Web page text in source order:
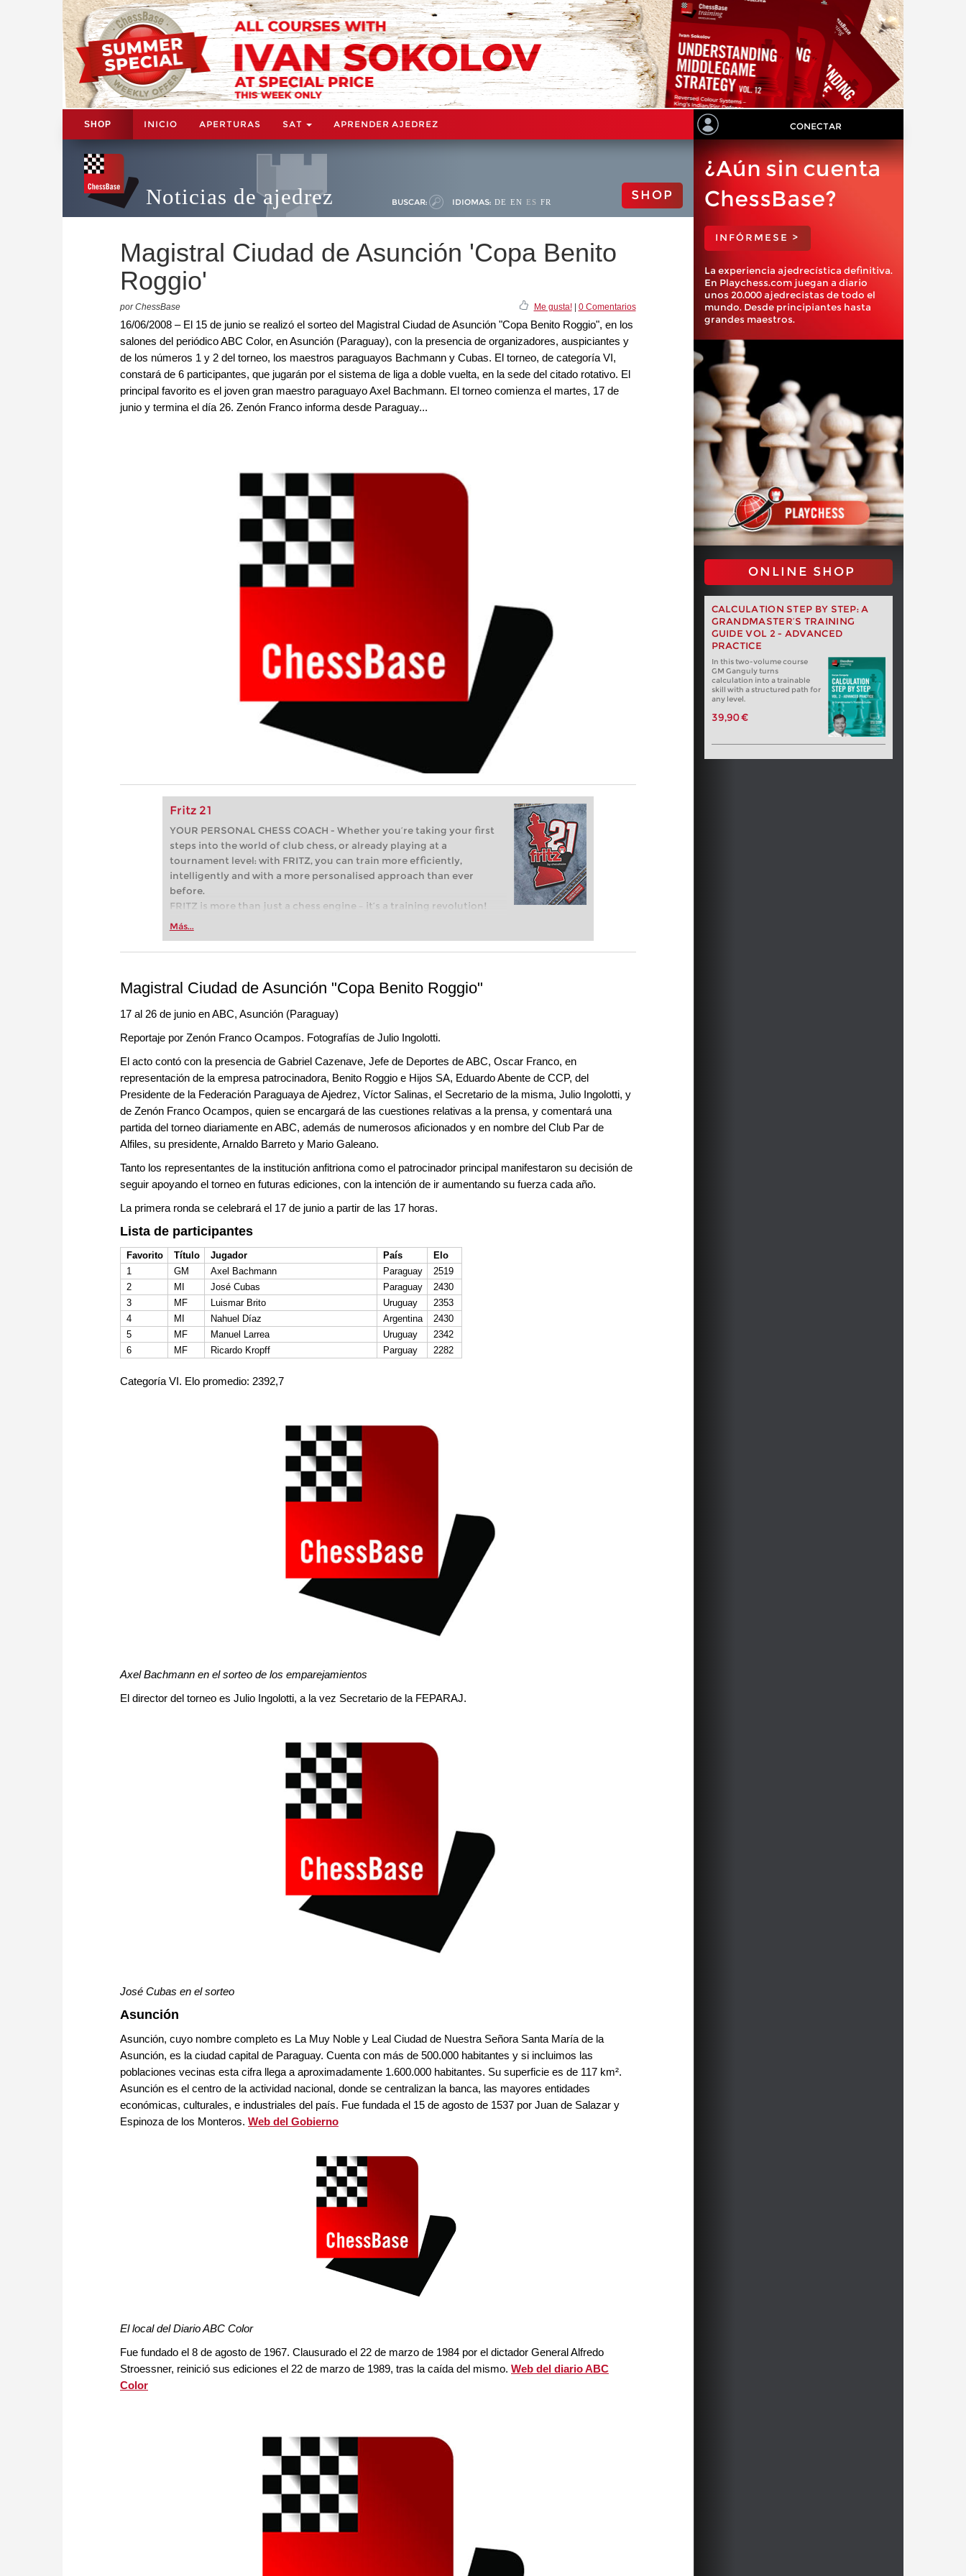
SHOP INICIO APERTURAS SAT APRENDER AJEDREZ CONECTAR
Noticias de ajedrez BUSCAR: IDIOMAS: DE EN ES FR SHOP
Magistral Ciudad de Asunción 'Copa Benito
Roggio'
por ChessBase Me gusta!| 0 Comentarios
16/06/2008 – El 15 de junio se realizó el sorteo del Magistral Ciudad de Asunción "Copa Benito Roggio", en los
salones del periódico ABC Color, en Asunción (Paraguay), con la presencia de organizadores, auspiciantes y
de los números 1 y 2 del torneo, los maestros paraguayos Bachmann y Cubas. El torneo, de categoría VI,
constará de 6 participantes, que jugarán por el sistema de liga a doble vuelta, en la sede del citado rotativo. El
principal favorito es el joven gran maestro paraguayo Axel Bachmann. El torneo comienza el martes, 17 de
junio y termina el día 26. Zenón Franco informa desde Paraguay...
Fritz 21
YOUR PERSONAL CHESS COACH - Whether you’re taking your first
steps into the world of club chess, or already playing at a
tournament level: with FRITZ, you can train more efficiently,
intelligently and with a more personalised approach than ever
before.
FRITZ is more than just a chess engine – it’s a training revolution!
Whether you’re taking your first steps into the world of club chess,
more efficiently, intelligently and with a more personalised
Más...
¿Aún sin cuenta
ChessBase?
INFÓRMESE >
La experiencia ajedrecística definitiva.
En Playchess.com juegan a diario
unos 20.000 ajedrecistas de todo el
mundo. Desde principiantes hasta
grandes maestros.
ONLINE SHOP
CALCULATION STEP BY STEP: A
GRANDMASTER’S TRAINING
GUIDE VOL 2 - ADVANCED
PRACTICE
In this two-volume course
GM Ganguly turns
calculation into a trainable
skill with a structured path for
any level.
39,90 €
Magistral Ciudad de Asunción "Copa Benito Roggio"
17 al 26 de junio en ABC, Asunción (Paraguay)
Reportaje por Zenón Franco Ocampos. Fotografías de Julio Ingolotti.
El acto contó con la presencia de Gabriel Cazenave, Jefe de Deportes de ABC, Oscar Franco, en
representación de la empresa patrocinadora, Benito Roggio e Hijos SA, Eduardo Abente de CCP, del
Presidente de la Federación Paraguaya de Ajedrez, Víctor Salinas, el Secretario de la misma, Julio Ingolotti, y
de Zenón Franco Ocampos, quien se encargará de las cuestiones relativas a la prensa, y comentará una
partida del torneo diariamente en ABC, además de numerosos aficionados y en nombre del Club Par de
Alfiles, su presidente, Arnaldo Barreto y Mario Galeano.
Tanto los representantes de la institución anfitriona como el patrocinador principal manifestaron su decisión de
seguir apoyando el torneo en futuras ediciones, con la intención de ir aumentando su fuerza cada año.
La primera ronda se celebrará el 17 de junio a partir de las 17 horas.
Lista de participantes
Favorito Título Jugador País
Elo
1
GM Axel Bachmann Paraguay
2519
2
MI José Cubas Paraguay
2430
3
MF Luismar Brito Uruguay
2353
4
MI Nahuel Díaz Argentina
2430
5
MF Manuel Larrea Uruguay
2342
6
MF Ricardo Kropff Parguay 2282
Categoría VI. Elo promedio: 2392,7
Axel Bachmann en el sorteo de los emparejamientos
El director del torneo es Julio Ingolotti, a la vez Secretario de la FEPARAJ.
José Cubas en el sorteo
Asunción
Asunción, cuyo nombre completo es La Muy Noble y Leal Ciudad de Nuestra Señora Santa María de la
Asunción, es la ciudad capital de Paraguay. Cuenta con más de 500.000 habitantes y si incluimos las
poblaciones vecinas esta cifra llega a aproximadamente 1.600.000 habitantes. Su superficie es de 117 km².
Asunción es el centro de la actividad nacional, donde se centralizan la banca, las mayores entidades
económicas, culturales, e industriales del país. Fue fundada el 15 de agosto de 1537 por Juan de Salazar y
Espinoza de los Monteros. Web del Gobierno
El local del Diario ABC Color
Fue fundado el 8 de agosto de 1967. Clausurado el 22 de marzo de 1984 por el dictador General Alfredo
Stroessner, reinició sus ediciones el 22 de marzo de 1989, tras la caída del mismo. Web del diario ABC
Color